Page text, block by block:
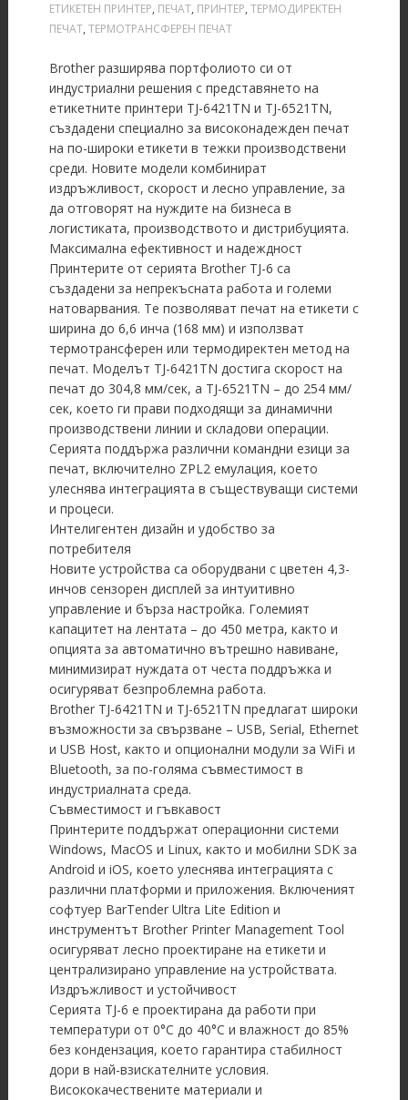
ЕТИКЕТЕН ПРИНТЕР, ПЕЧАТ, ПРИНТЕР, ТЕРМОДИРЕКТЕН
ПЕЧАТ, ТЕРМОТРАНСФЕРЕН ПЕЧАТ
Brother разширява портфолиото си от
индустриални решения с представянето на
етикетните принтери TJ-6421TN и TJ-6521TN,
създадени специално за високонадежден печат
на по-широки етикети в тежки производствени
среди. Новите модели комбинират
издръжливост, скорост и лесно управление, за
да отговорят на нуждите на бизнеса в
логистиката, производството и дистрибуцията.
Максимална ефективност и надеждност
Принтерите от серията Brother TJ-6 са
създадени за непрекъсната работа и големи
натоварвания. Те позволяват печат на етикети с
ширина до 6,6 инча (168 мм) и използват
термотрансферен или термодиректен метод на
печат. Моделът TJ-6421TN достига скорост на
печат до 304,8 мм/сек, а TJ-6521TN – до 254 мм/
сек, което ги прави подходящи за динамични
производствени линии и складови операции.
Серията поддържа различни командни езици за
печат, включително ZPL2 емулация, което
улеснява интеграцията в съществуващи системи
и процеси.
Интелигентен дизайн и удобство за
потребителя
Новите устройства са оборудвани с цветен 4,3-
инчов сензорен дисплей за интуитивно
управление и бърза настройка. Големият
капацитет на лентата – до 450 метра, както и
опцията за автоматично вътрешно навиване,
минимизират нуждата от честа поддръжка и
осигуряват безпроблемна работа.
Brother TJ-6421TN и TJ-6521TN предлагат широки
възможности за свързване – USB, Serial, Ethernet
и USB Host, както и опционални модули за WiFi и
Bluetooth, за по-голяма съвместимост в
индустриалната среда.
Съвместимост и гъвкавост
Принтерите поддържат операционни системи
Windows, MacOS и Linux, както и мобилни SDK за
Android и iOS, което улеснява интеграцията с
различни платформи и приложения. Включеният
софтуер BarTender Ultra Lite Edition и
инструментът Brother Printer Management Tool
осигуряват лесно проектиране на етикети и
централизирано управление на устройствата.
Издръжливост и устойчивост
Серията TJ-6 е проектирана да работи при
температури от 0°C до 40°C и влажност до 85%
без кондензация, което гарантира стабилност
дори в най-взискателните условия.
Висококачествените материали и